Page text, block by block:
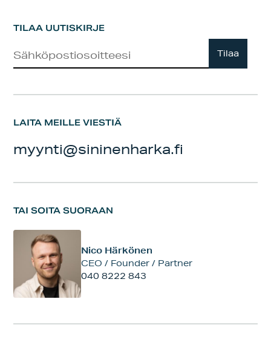
TILAA UUTISKIRJE
Tilaa
LAITA MEILLE VIESTIÄ
myynti@sininenharka.fi
TAI SOITA SUORAAN
Nico Härkönen
CEO / Founder / Partner
040 8222 843